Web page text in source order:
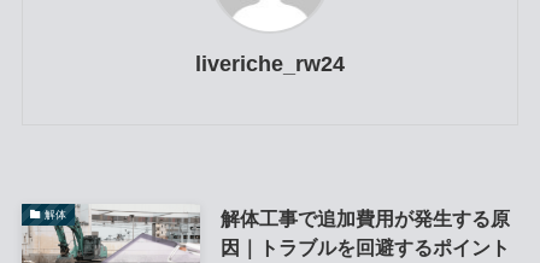
liveriche_rw24
解体
解体工事で追加費用が発生する原
因｜トラブルを回避するポイント